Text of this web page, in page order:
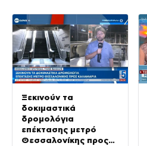
Ξεκινούν τα
δοκιμαστικά
δρομολόγια
επέκτασης μετρό
Θεσσαλονίκης προς